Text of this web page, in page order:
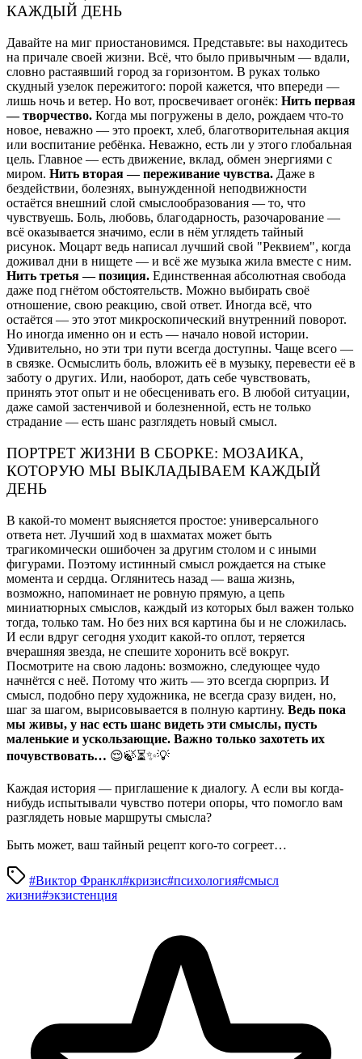
КАЖДЫЙ ДЕНЬ
Давайте на миг приостановимся. Представьте: вы находитесь
на причале своей жизни. Всё, что было привычным — вдали,
словно растаявший город за горизонтом. В руках только
скудный узелок пережитого: порой кажется, что впереди —
лишь ночь и ветер. Но вот, просвечивает огонёк: Нить первая
— творчество. Когда мы погружены в дело, рождаем что-то
новое, неважно — это проект, хлеб, благотворительная акция
или воспитание ребёнка. Неважно, есть ли у этого глобальная
цель. Главное — есть движение, вклад, обмен энергиями с
миром. Нить вторая — переживание чувства. Даже в
бездействии, болезнях, вынужденной неподвижности
остаётся внешний слой смыслообразования — то, что
чувствуешь. Боль, любовь, благодарность, разочарование —
всё оказывается значимо, если в нём углядеть тайный
рисунок. Моцарт ведь написал лучший свой "Реквием", когда
доживал дни в нищете — и всё же музыка жила вместе с ним.
Нить третья — позиция. Единственная абсолютная свобода
даже под гнётом обстоятельств. Можно выбирать своё
отношение, свою реакцию, свой ответ. Иногда всё, что
остаётся — это этот микроскопический внутренний поворот.
Но иногда именно он и есть — начало новой истории.
Удивительно, но эти три пути всегда доступны. Чаще всего —
в связке. Осмыслить боль, вложить её в музыку, перевести её в
заботу о других. Или, наоборот, дать себе чувствовать,
принять этот опыт и не обесценивать его. В любой ситуации,
даже самой застенчивой и болезненной, есть не только
страдание — есть шанс разглядеть новый смысл.
ПОРТРЕТ ЖИЗНИ В СБОРКЕ: МОЗАИКА,
КОТОРУЮ МЫ ВЫКЛАДЫВАЕМ КАЖДЫЙ
ДЕНЬ
В какой-то момент выясняется простое: универсального
ответа нет. Лучший ход в шахматах может быть
трагикoмически ошибочен за другим столом и с иными
фигурами. Поэтому истинный смысл рождается на стыке
момента и сердца. Оглянитесь назад — ваша жизнь,
возможно, напоминает не ровную прямую, а цепь
миниатюрных смыслов, каждый из которых был важен только
тогда, только там. Но без них вся картина бы и не сложилась.
И если вдруг сегодня уходит какой-то оплот, теряется
вчерашняя звезда, не спешите хоронить всё вокруг.
Посмотрите на свою ладонь: возможно, следующее чудо
начнётся с неё. Потому что жить — это всегда сюрприз. И
смысл, подобно перу художника, не всегда сразу виден, но,
шаг за шагом, вырисовывается в полную картину. Ведь пока
мы живы, у нас есть шанс видеть эти смыслы, пусть
маленькие и ускользающие. Важно только захотеть их
почувствовать… 😌🍃⏳✨💡
Каждая история — приглашение к диалогу. А если вы когда-
нибудь испытывали чувство потери опоры, что помогло вам
разглядеть новые маршруты смысла?
Быть может, ваш тайный рецепт кого-то согреет…
#Виктор Франкл#кризис#психология#смысл
жизни#экзистенция